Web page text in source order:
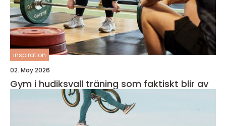
inspiration
02. May 2026
Gym i hudiksvall träning som faktiskt blir av